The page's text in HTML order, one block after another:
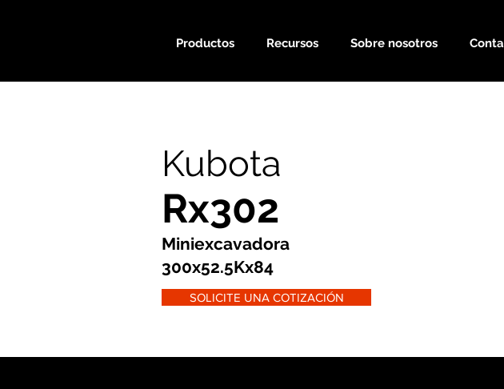
Productos Recursos Sobre nosotros
Kubota
Rx302
Miniexcavadora
300x52.5Kx84
SOLICITE UNA COTIZACIÓN